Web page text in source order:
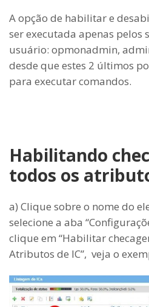
A opção de habilitar e
ser executada apenas pelos
usuário: opmonadmin,
desde que estes 2 últimos
para executar comandos.
Habilitando
todos os
a) Clique sobre o nome do
selecione a aba
clique em “Habilitar
Atributos de IC”, veja o